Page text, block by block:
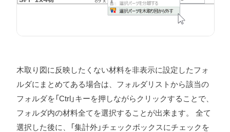
木取り図に反映したくない材料を非表示に設定したフォ
ルダにまとめてある場合は、フォルダリストから該当の
フォルダを「Ctrl」キーを押しながらクリックすることで、
フォルダ内の材料全てを選択することが出来ます。 全て
選択した後に、「集計外」チェックボックスにチェックを